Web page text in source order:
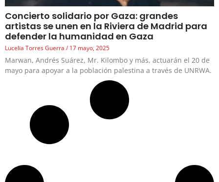
Concierto solidario por Gaza: grandes
artistas se unen en la Riviera de Madrid para
defender la humanidad en Gaza
Lucelia Torres Guerra 17 mayo, 2025
Marwan, Andrés Suárez, Mr. Kilombo y más, actuarán el 20 de
mayo para apoyar a la población palestina a través de UNRWA.